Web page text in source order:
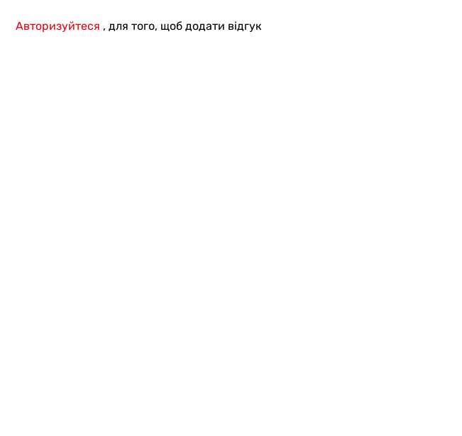
безпека і якість. Під час відгодівлі не використовуються гормони
Авторизуйтеся , для того, щоб додати відгук